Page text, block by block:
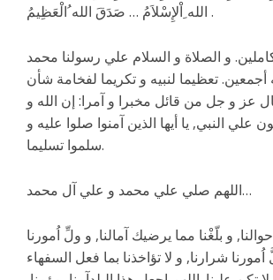
الله ِاْلإِسْلاَمُ … صَدَقَ الله ُالْعَظِيمُ .
و الصلاة و السلام علي رسولنا محمد
تعظيما لنبيه و تكريما لفخامة شأن
و جل من قائل مخبرا و آمرا: إن الله و
علي النبي, يا أيها الذين آمنوا صلوا عليه و
سلموا تسليما.
اللهم صلي علي محمد و علي آل محمد…
و بلّغْنا مما يرضيك آمالنا, و ولِّ اُمورنا
اُمورنا شرارنا, و لا تؤاخذنا بما فعل السفهاء